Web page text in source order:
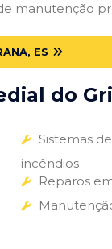
manutenção
ES
do
Sistemas
incêndios
Reparos